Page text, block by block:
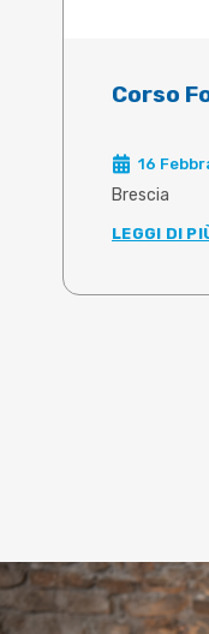
Corso
16
Brescia
LEGGI DI